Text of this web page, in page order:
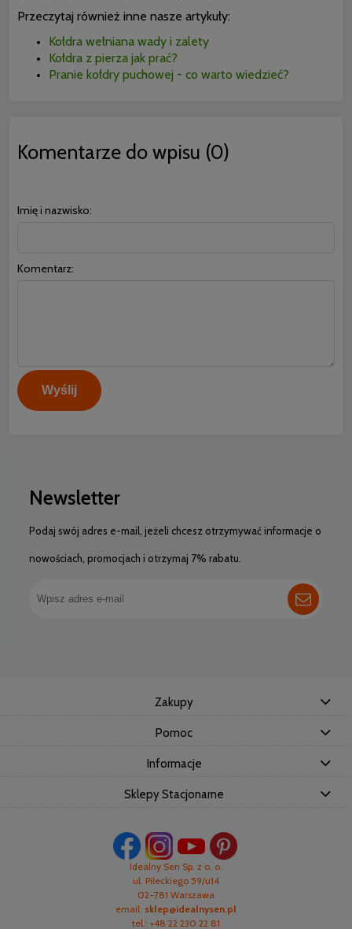
Przeczytaj również inne nasze artykuły:
Kołdra wełniana wady i zalety
Kołdra z pierza jak prać?
Pranie kołdry puchowej - co warto wiedzieć?
Komentarze do wpisu (0)
Imię i nazwisko:
Komentarz:
Wyślij
Newsletter
Podaj swój adres e-mail, jeżeli chcesz otrzymywać informacje o
nowościach, promocjach i otrzymaj 7% rabatu.
Zakupy
Pomoc
Informacje
Sklepy Stacjonarne
Idealny Sen Sp. z o. o.
ul. Pileckiego 59/u14
02-781 Warszawa
email: sklep@idealnysen.pl
tel.: +48 22 230 22 81